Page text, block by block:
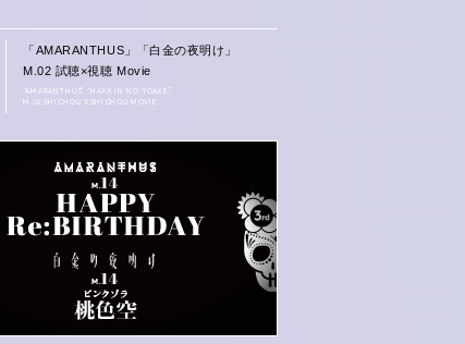
「AMARANTHUS」「白金の夜明け」
M.02 試聴×視聴 Movie
“AMARANTHUS” “HAKKIN NO YOAKE”
M.02 SHICHOU X SHICHOU MOVIE